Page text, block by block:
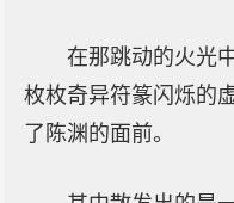
在那跳动的火光
枚枚奇异符篆闪烁的
了陈渊的面前。